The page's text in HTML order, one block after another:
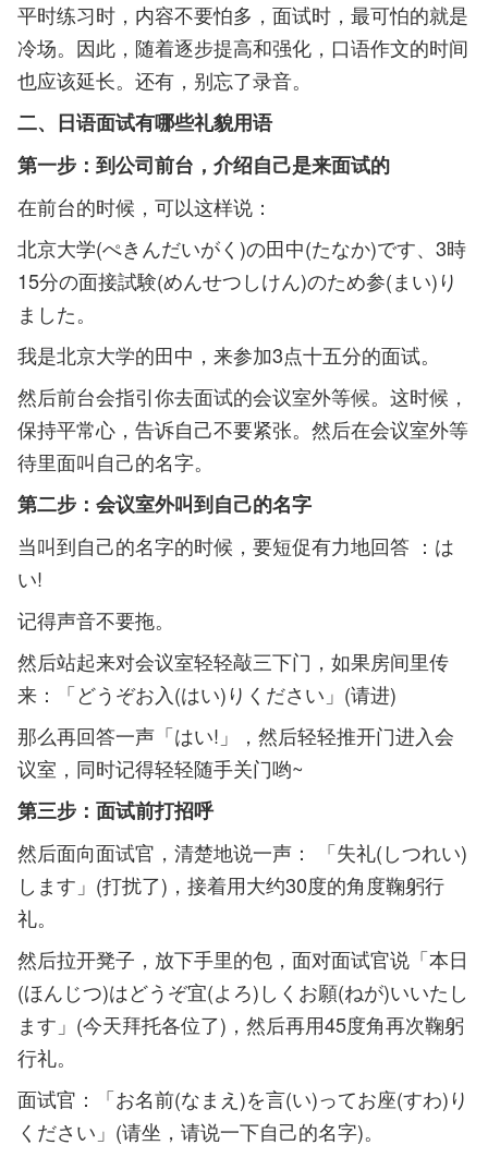
平时练习时，内容不要怕多，面试时，最可怕的就是
冷场。因此，随着逐步提高和强化，口语作文的时间
也应该延长。还有，别忘了录音。
二、日语面试有哪些礼貌用语
第一步：到公司前台，介绍自己是来面试的
在前台的时候，可以这样说：
北京大学(ぺきんだいがく)の田中(たなか)です、3時
15分の面接試験(めんせつしけん)のため参(まい)り
ました。
我是北京大学的田中，来参加3点十五分的面试。
然后前台会指引你去面试的会议室外等候。这时候，
保持平常心，告诉自己不要紧张。然后在会议室外等
待里面叫自己的名字。
第二步：会议室外叫到自己的名字
当叫到自己的名字的时候，要短促有力地回答 ：は
い!
记得声音不要拖。
然后站起来对会议室轻轻敲三下门，如果房间里传
来：「どうぞお入(はい)りください」(请进)
那么再回答一声「はい!」，然后轻轻推开门进入会
议室，同时记得轻轻随手关门哟~
第三步：面试前打招呼
然后面向面试官，清楚地说一声： 「失礼(しつれい)
します」(打扰了)，接着用大约30度的角度鞠躬行
礼。
然后拉开凳子，放下手里的包，面对面试官说「本日
(ほんじつ)はどうぞ宜(よろ)しくお願(ねが)いいたし
ます」(今天拜托各位了)，然后再用45度角再次鞠躬
行礼。
面试官：「お名前(なまえ)を言(い)ってお座(すわ)り
ください」(请坐，请说一下自己的名字)。